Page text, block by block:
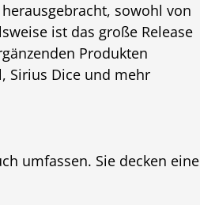
sowohl von
ist das große Release
Produkten
Sirius Dice und mehr
umfassen. Sie decken eine